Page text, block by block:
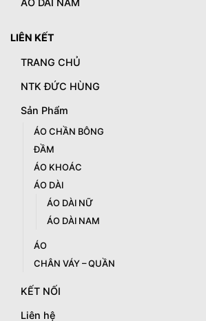
ÁO DÀI NAM
LIÊN KẾT
TRANG CHỦ
NTK ĐỨC HÙNG
Sản Phẩm
ÁO CHẦN BÔNG
ĐẦM
ÁO KHOÁC
ÁO DÀI
ÁO DÀI NỮ
ÁO DÀI NAM
ÁO
CHÂN VÁY – QUẦN
KẾT NỐI
Liên hệ